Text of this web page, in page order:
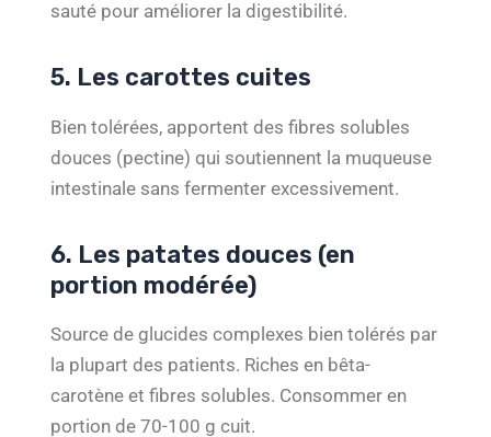
sauté pour améliorer la digestibilité.
5. Les carottes cuites
Bien tolérées, apportent des fibres solubles
douces (pectine) qui soutiennent la muqueuse
intestinale sans fermenter excessivement.
6. Les patates douces (en
portion modérée)
Source de glucides complexes bien tolérés par
la plupart des patients. Riches en bêta-
carotène et fibres solubles. Consommer en
portion de 70-100 g cuit.